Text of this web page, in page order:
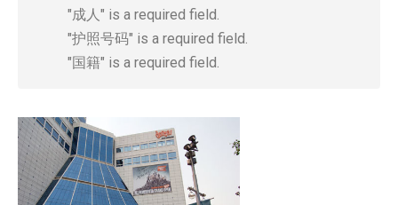
"成人" is a required field.
"护照号码" is a required field.
"国籍" is a required field.